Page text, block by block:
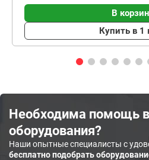
В
Купить в 1
Необходима помощь
оборудования?
Наши опытные специалисты с
бесплатно подобрать